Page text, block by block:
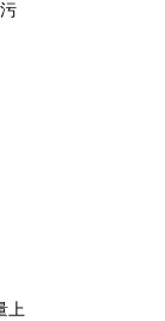
上